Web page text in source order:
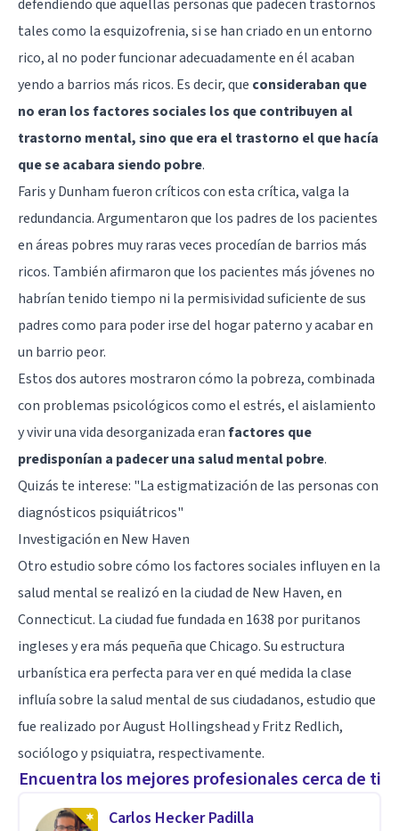
defendiendo que aquellas personas que padecen trastornos
tales como la esquizofrenia, si se han criado en un entorno
rico, al no poder funcionar adecuadamente en él acaban
yendo a barrios más ricos. Es decir, que consideraban que
no eran los factores sociales los que contribuyen al
trastorno mental, sino que era el trastorno el que hacía
que se acabara siendo pobre.
Faris y Dunham fueron críticos con esta crítica, valga la
redundancia. Argumentaron que los padres de los pacientes
en áreas pobres muy raras veces procedían de barrios más
ricos. También afirmaron que los pacientes más jóvenes no
habrían tenido tiempo ni la permisividad suficiente de sus
padres como para poder irse del hogar paterno y acabar en
un barrio peor.
Estos dos autores mostraron cómo la pobreza, combinada
con problemas psicológicos como el estrés, el aislamiento
y vivir una vida desorganizada eranfactores que
predisponían a padecer una salud mental pobre.
Quizás te interese: "La estigmatización de las personas con
diagnósticos psiquiátricos"
Investigación en New Haven
Otro estudio sobre cómo los factores sociales influyen en la
salud mental se realizó en la ciudad de New Haven, en
Connecticut. La ciudad fue fundada en 1638 por puritanos
ingleses y era más pequeña que Chicago. Su estructura
urbanística era perfecta para ver en qué medida la clase
influía sobre la salud mental de sus ciudadanos, estudio que
fue realizado por August Hollingshead y Fritz Redlich,
sociólogo y psiquiatra, respectivamente.
Encuentra los mejores profesionales cerca de ti
Carlos Hecker Padilla